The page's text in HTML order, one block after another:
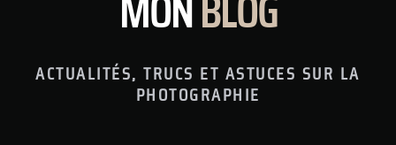
ACTUALITÉS, TRUCS ET ASTUCES SUR LA
PHOTOGRAPHIE